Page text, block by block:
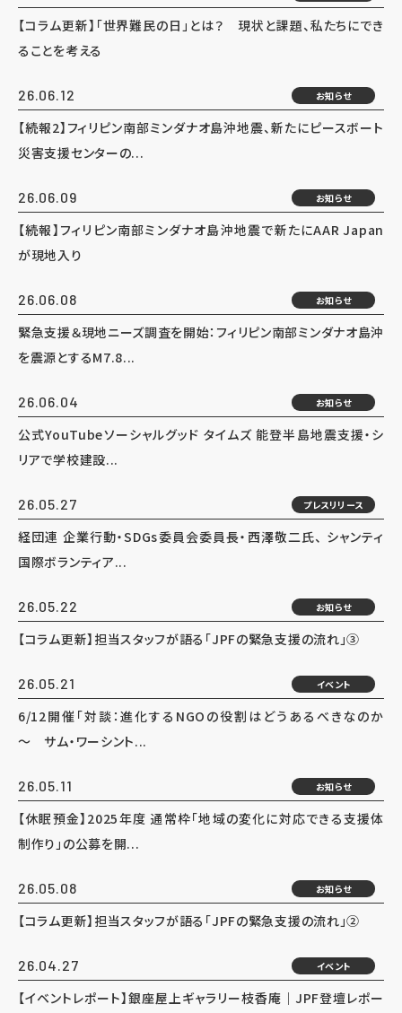
【コラム更新】「世界難民の日」とは？ 現状と課題、私たちにでき
ることを考える
26.06.12 お知らせ
【続報2】フィリピン南部ミンダナオ島沖地震、新たにピースボート
災害支援センターの...
26.06.09 お知らせ
【続報】フィリピン南部ミンダナオ島沖地震で新たにAAR Japan
が現地入り
26.06.08 お知らせ
緊急支援＆現地ニーズ調査を開始：フィリピン南部ミンダナオ島沖
を震源とするM7.8...
26.06.04 お知らせ
公式YouTubeソーシャルグッド タイムズ 能登半島地震支援・シ
リアで学校建設...
26.05.27 プレスリリース
経団連 企業行動・SDGs委員会委員長・西澤敬二氏、 シャンティ
国際ボランティア...
26.05.22 お知らせ
【コラム更新】担当スタッフが語る「JPFの緊急支援の流れ」③
26.05.21 イベント
6/12開催「対談：進化するNGOの役割はどうあるべきなのか
～ サム・ワーシント...
26.05.11 お知らせ
【休眠預金】2025年度 通常枠「地域の変化に対応できる支援体
制作り」の公募を開...
26.05.08 お知らせ
【コラム更新】担当スタッフが語る「JPFの緊急支援の流れ」②
26.04.27 イベント
【イベントレポート】銀座屋上ギャラリー枝香庵｜JPF登壇レポー